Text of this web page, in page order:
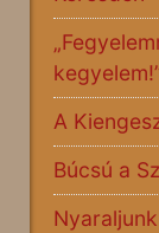
A
Búcsú a